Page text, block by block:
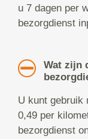
u 7 dagen per
bezorgdienst
Wat zijn
U kunt gebruik
0,49 per
bezorgdienst